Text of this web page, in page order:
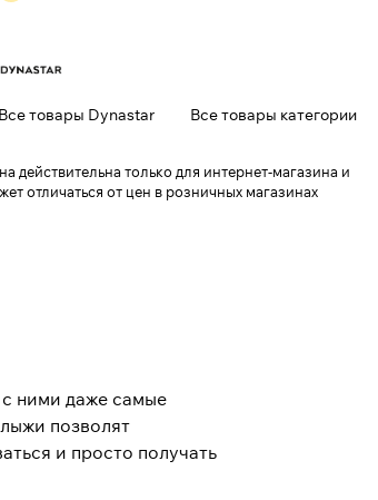
Все товары Dynastar Все товары категории
действительна только для интернет-магазина и
отличаться от цен в розничных магазинах
с ними даже самые
позволят
и просто получать